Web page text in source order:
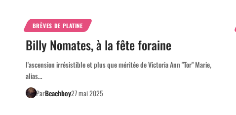
BRÈVES DE PLATINE
Billy Nomates, à la fête foraine
l'ascension irrésistible et plus que méritée de Victoria Ann "Tor" Marie,
alias…
ParBeachboy27 mai 2025